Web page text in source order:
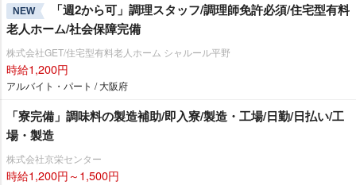
NEW
「週2から可」調理スタッフ/調理師免許必須/住宅型有料
老人ホーム/社会保障完備
株式会社GET/住宅型有料老人ホーム シャルール平野
時給1,200円
アルバイト・パート / 大阪府
「寮完備」調味料の製造補助/即入寮/製造・工場/日勤/日払い/工
場・製造
株式会社京栄センター
時給1,200円～1,500円